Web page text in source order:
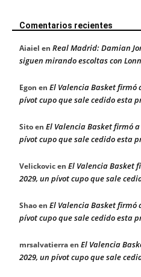
Comentarios recientes
Aiaiel en Real Madrid: Damian
siguen mirando escoltas con
Egon en El Valencia Basket firmó
pívot cupo que sale cedido esta
Sitoen El Valencia Basket firmó
pívot cupo que sale cedido esta
Velickovicen El Valencia Basket
2029, un pívot cupo que sale
Shaoen El Valencia Basket firmó
pívot cupo que sale cedido esta
mrsalvatierraen El Valencia
2029, un pívot cupo que sale